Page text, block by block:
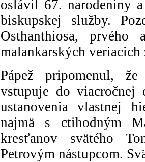
oslávil 67. narodeniny
biskupskej služby.
Osthanthiosa, prvého
malankarských
Pápež pripomenul,
vstupuje do viacročnej
ustanovenia vlastnej
najmä s ctihodným
kresťanov svätého
Petrovým nástupcom.